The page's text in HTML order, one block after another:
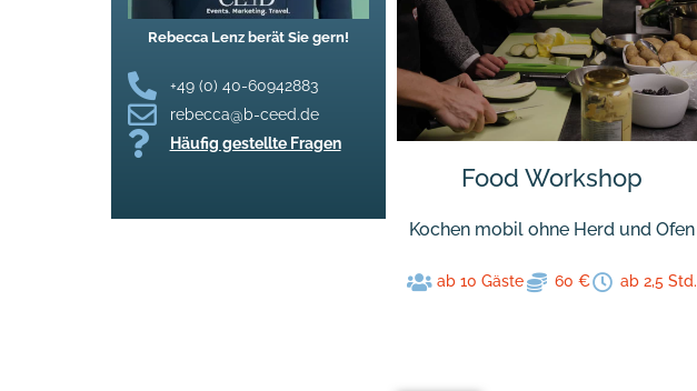
Rebecca Lenz berät Sie gern!
+49 (0) 40-60942883
rebecca@b-ceed.de
Häufig gestellte Fragen
Food Workshop
Kochen mobil ohne Herd und Ofen
ab 10 Gäste 60 € ab 2,5 Std.